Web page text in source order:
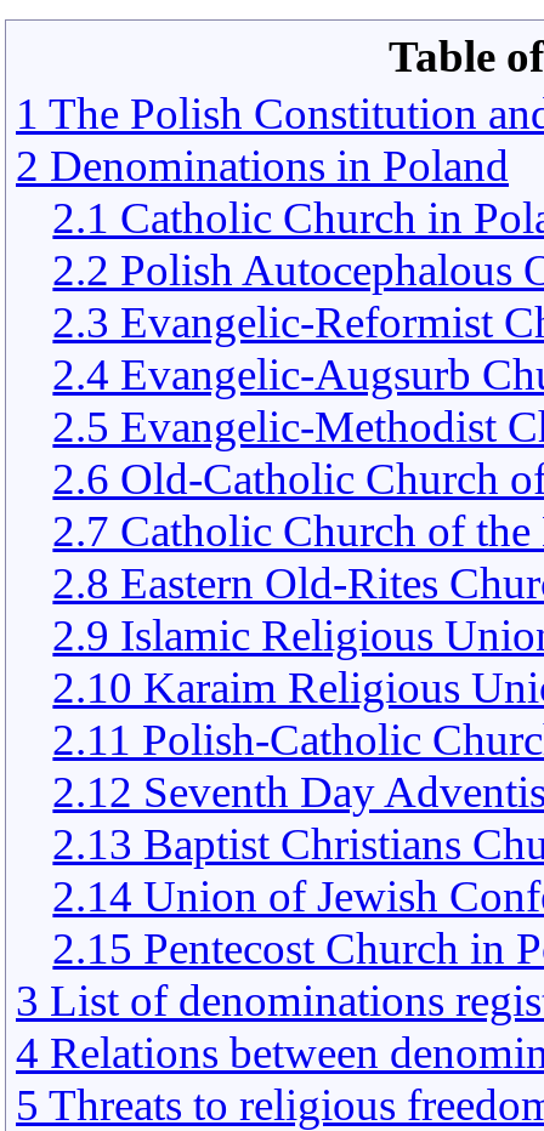
Table
1 The Polish Constitution
2 Denominations in Poland
2.1 Catholic Church in
2.2 Polish Autocephalous
2.3 Evangelic-Reformist
2.4 Evangelic-Augsurb
2.5 Evangelic-Methodist
2.6 Old-Catholic Church
2.7 Catholic Church of
2.8 Eastern Old-Rites
2.9 Islamic Religious
2.10 Karaim Religious
2.11 Polish-Catholic
2.12 Seventh Day
2.13 Baptist Christians
2.14 Union of Jewish
2.15 Pentecost Church in
3 List of denominations
4 Relations between
5 Threats to religious